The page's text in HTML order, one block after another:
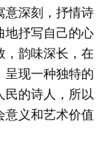
意深刻，抒情诗
地抒写自己的心
，韵味深长，在
呈现一种独特的
民的诗人，所以
意义和艺术价值